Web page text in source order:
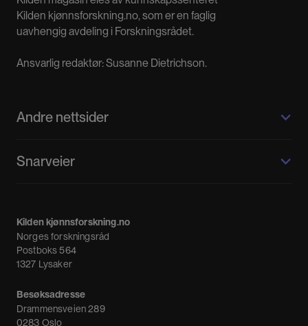
Kilden kjønnsforskning.no, som er en faglig
uavhengig avdeling i Forskningsrådet.
Ansvarlig redaktør: Susanne Dietrichson.
Andre nettsider
Kvinnehistorie.no
Snarveier
Nyheter
Nyhetsbrev
Kilden kjønnsforskning.no
Norges forskningsråd
Postboks 564
1327 Lysaker
Besøksadresse
Drammensveien 289
0283 Oslo